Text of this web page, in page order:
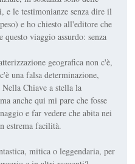
le testimonianze senza dire il
e ho chiesto all'editore che
viaggio assurdo: senza
geografica non c'è,
una falsa determinazione,
Chiave a stella la
anche qui mi pare che fosse
e far vedere che abita nei
estrema facilità.
mitica o leggendaria, per